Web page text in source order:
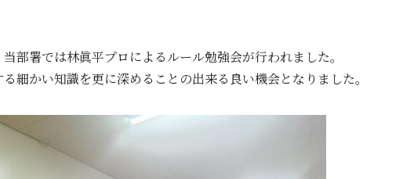
部署では林眞平プロによるルール勉強会が行われました。
細かい知識を更に深めることの出来る良い機会となりました。